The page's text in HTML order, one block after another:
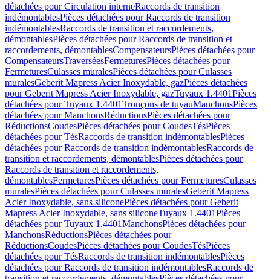
détachées pour Circulation interneRaccords de transition
indémontablesPièces détachées pour Raccords de transition
indémontablesRaccords de transition et raccordements,
démontablesPièces détachées pour Raccords de transition et
raccordements, démontablesCompensateursPièces détachées pour
CompensateursTraverséesFermeturesPièces détachées pour
FermeturesCulasses muralesPièces détachées pour Culasses
muralesGeberit Mapress Acier Inoxydable, gazPièces détachées
pour Geberit Mapress Acier Inoxydable, gazTuyaux 1.4401Pièces
détachées pour Tuyaux 1.4401Tronçons de tuyauManchonsPièces
détachées pour ManchonsRéductionsPièces détachées pour
RéductionsCoudesPièces détachées pour CoudesTésPièces
détachées pour TésRaccords de transition indémontablesPièces
détachées pour Raccords de transition indémontablesRaccords de
transition et raccordements, démontablesPièces détachées pour
Raccords de transition et raccordements,
démontablesFermeturesPièces détachées pour FermeturesCulasses
muralesPièces détachées pour Culasses muralesGeberit Mapress
Acier Inoxydable, sans siliconePièces détachées pour Geberit
Mapress Acier Inoxydable, sans siliconeTuyaux 1.4401Pièces
détachées pour Tuyaux 1.4401ManchonsPièces détachées pour
ManchonsRéductionsPièces détachées pour
RéductionsCoudesPièces détachées pour CoudesTésPièces
détachées pour TésRaccords de transition indémontablesPièces
détachées pour Raccords de transition indémontablesRaccords de